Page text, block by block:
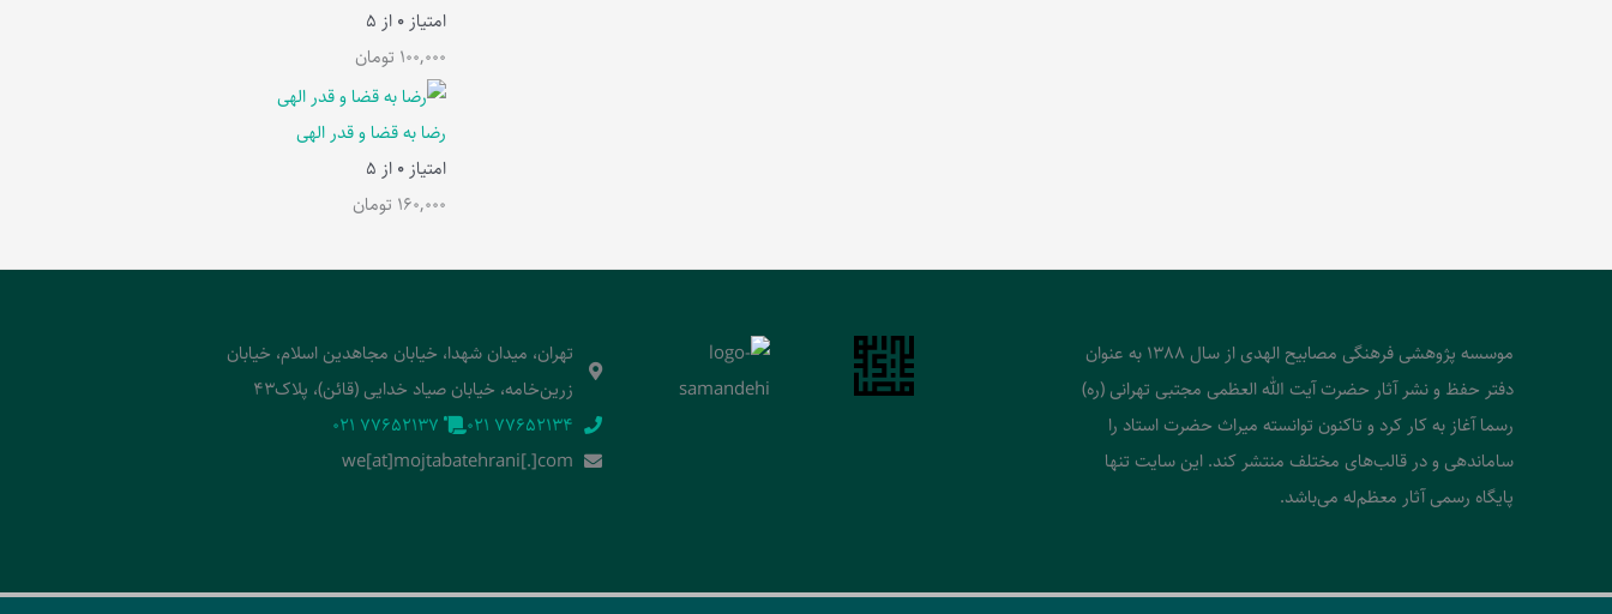
امتیاز 0 از 5
100,000 تومان
رضا به قضا و قدر الهی
امتیاز 0 از 5
160,000 تومان
موسسه پژوهشی فرهنگی مصابیح الهدی از سال 1388 به عنوان
دفتر حفظ و نشر آثار حضرت آیت الله العظمی مجتبی تهرانی (ره)
رسما آغاز به کار کرد و تاکنون توانسته میراث حضرت استاد را
ساماندهی و در قالب‌های مختلف منتشر کند. این سایت تنها
پایگاه رسمی آثار معظم‌له می‌باشد.
تهران، میدان شهدا، خیابان مجاهدین اسلام، خیابان
زرین‌خامه، خیابان صیاد خدایی (قائن)، پلاک43
‭021 77652134‬
‭021 77652137‬
we[at]mojtabatehrani[.]com